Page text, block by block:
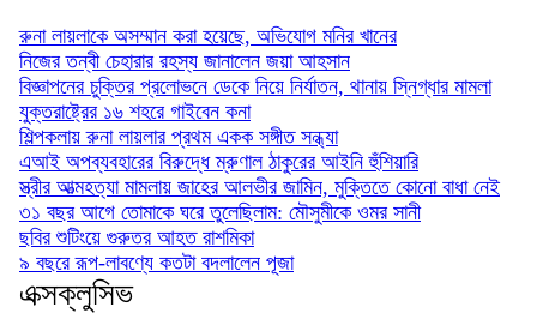
রুনা লায়লাকে অসম্মান করা হয়েছে, অভিযোগ মনির খানের
নিজের তন্বী চেহারার রহস্য জানালেন জয়া আহসান
বিজ্ঞাপনের চুক্তির প্রলোভনে ডেকে নিয়ে নির্যাতন, থানায় স্নিগ্ধার মামলা
যুক্তরাষ্ট্রের ১৬ শহরে গাইবেন কনা
শিল্পকলায় রুনা লায়লার প্রথম একক সঙ্গীত সন্ধ্যা
এআই অপব্যবহারের বিরুদ্ধে ম্রুণাল ঠাকুরের আইনি হুঁশিয়ারি
স্ত্রীর আত্মহত্যা মামলায় জাহের আলভীর জামিন, মুক্তিতে কোনো বাধা নেই
৩১ বছর আগে তোমাকে ঘরে তুলেছিলাম: মৌসুমীকে ওমর সানী
ছবির শুটিংয়ে গুরুতর আহত রাশমিকা
৯ বছরে রূপ-লাবণ্যে কতটা বদলালেন পূজা
এক্সক্লুসিভ